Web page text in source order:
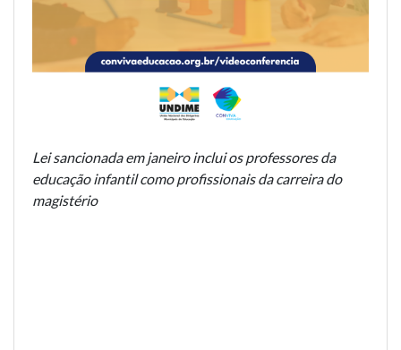
Lei sancionada em janeiro inclui os professores da
educação infantil como profissionais da carreira do
magistério